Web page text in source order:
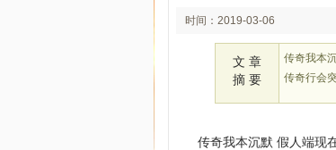
时间：2019-03-06
文 章
摘 要
传奇我本
传奇行会
传奇我本沉默 假人端现